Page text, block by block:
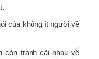
của không ít người về
còn tranh cãi nhau về